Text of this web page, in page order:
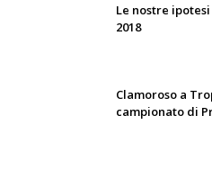
Le nostre
2018
Clamoroso a
campionato di